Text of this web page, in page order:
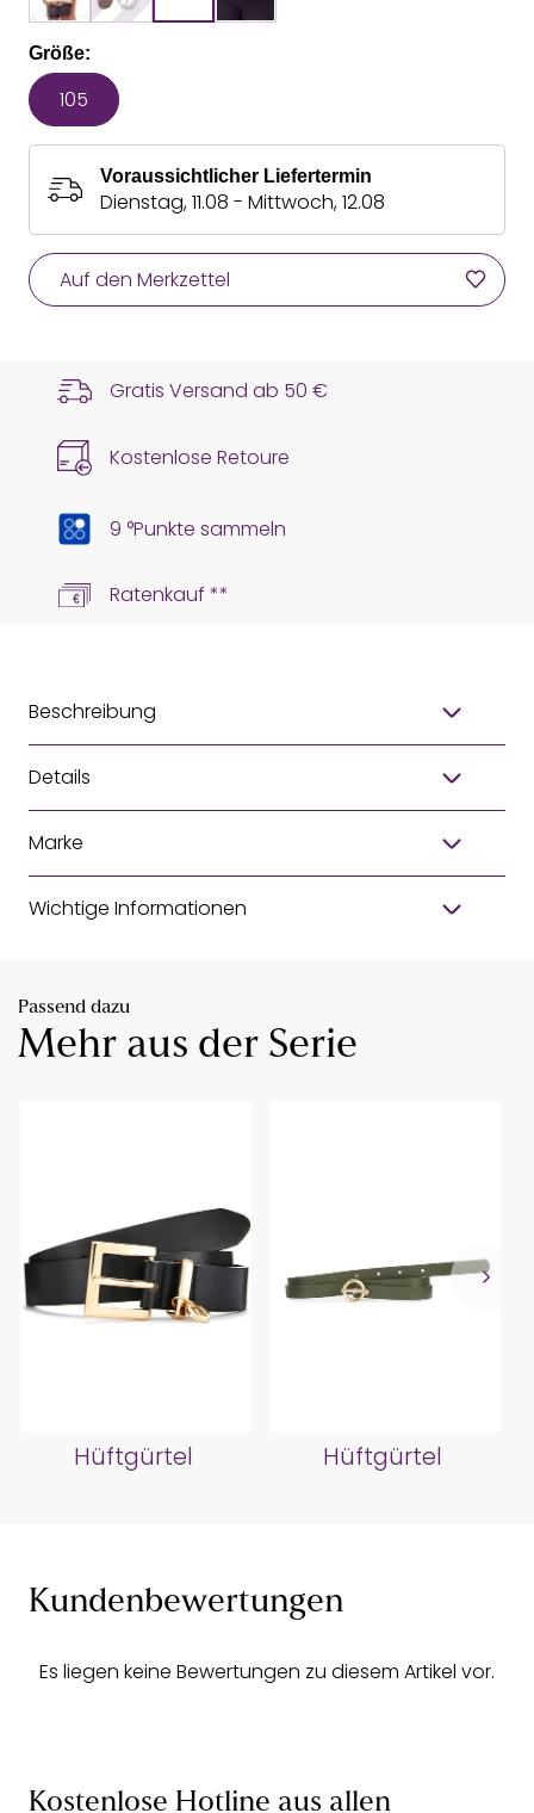
Größe:
105
Voraussichtlicher Liefertermin
Dienstag, 11.08 - Mittwoch, 12.08
Auf den Merkzettel
Gratis Versand ab 50 €
Kostenlose Retoure
9 °Punkte sammeln
Ratenkauf **
Beschreibung
Details
Marke
Wichtige Informationen
Passend dazu
Mehr aus der Serie
Hüftgürtel Hüftgürtel
Kundenbewertungen
Es liegen keine Bewertungen zu diesem Artikel vor.
Kostenlose Hotline aus allen